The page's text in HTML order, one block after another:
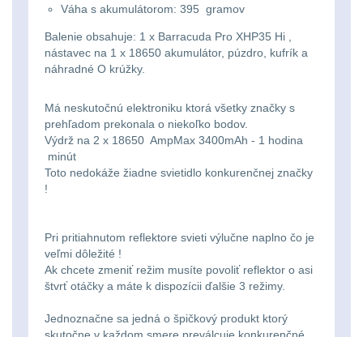
svetlá
čelovky
Taktické
svietidlá
Lucerny
kempingové
lampy
Potápačské
Turistické a expediční38
Městské batohy 41
Méně než 10 L13
10 - 20 L26
Nad 30 L74
Batohy přes rameno
Váha s akumulátorom: 395 gramov
Balenie obsahuje: 1 x Barracuda Pro XHP35 Hi ,
nástavec na 1 x 18650 akumulátor, púzdro, kufrík a
náhradné O krúžky.
Má neskutočnú elektroniku ktorá všetky značky s
prehľadom prekonala o niekoľko bodov.
Výdrž na 2 x 18650 AmpMax 3400mAh - 1 hodina
minút
Toto nedokáže žiadne svietidlo konkurenčnej značky
!
Pri pritiahnutom reflektore svieti výlučne naplno čo je
veľmi dôležité !
Ak chcete zmeniť režim musíte povoliť reflektor o asi
štvrť otáčky a máte k dispozícii ďalšie 3 režimy.
Jednoznačne sa jedná o špičkový produkt ktorý
skutočne v každom smere preválcuje konkurenčné